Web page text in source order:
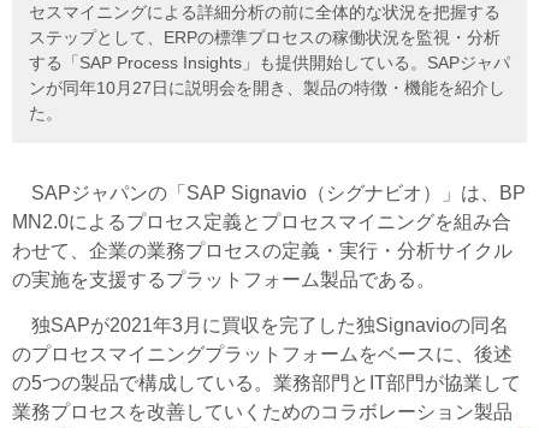
セスマイニングによる詳細分析の前に全体的な状況を把握する
ステップとして、ERPの標準プロセスの稼働状況を監視・分析
する「SAP Process Insights」も提供開始している。SAPジャパ
ンが同年10月27日に説明会を開き、製品の特徴・機能を紹介し
た。
SAPジャパンの「SAP Signavio（シグナビオ）」は、BP
MN2.0によるプロセス定義とプロセスマイニングを組み合
わせて、企業の業務プロセスの定義・実行・分析サイクル
の実施を支援するプラットフォーム製品である。
独SAPが2021年3月に買収を完了した独Signavioの同名
のプロセスマイニングプラットフォームをベースに、後述
の5つの製品で構成している。業務部門とIT部門が協業して
業務プロセスを改善していくためのコラボレーション製品